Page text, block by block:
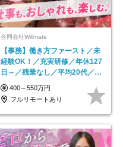
合同会社Willmate
【事務】働き方ファースト／未
経験OK！／充実研修／年休127
日～／残業なし／平均20代／リ
モートOK
400～550万円
フルリモートあり